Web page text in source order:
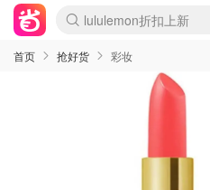
lululemon折扣上新
Sasa美妆护肤3.5折
SSENSE年中3折
FreshBeauty好价汇总
Cettire降价+叠9折
Farfetch折上8折
WWS Coles超市实拍
viagogo二手票捡漏
Myer清仓1折起
The Outnet奢牌1折起
David Jones 3折起
Flannels大牌1折
Perfumes Club护肤1折
AMIRO返校季6.2折
Oweek抽奖送Airpods
Amazon折扣汇总
eToro入金$200送$50
Amazon数码好物
ICONIC本周7.5折
ThedoubleF高奢地板价
Moose Knuckles 6折
丝芙兰5折起
EUFY官网3.7折起
Selenichast首饰2折
Trip机票酒店促销
YSL送5件彩妆礼
Amazon家居好物
BIGBANG巡演开票
David Jones时尚3折
Amazon美妆护肤
雅漾大喷$8
过敏原检测盒$33
伊索独家赠50ml沐浴露
科颜氏清仓3折
SEALIFE海洋馆门票6折
丝塔芙大白罐$16
订阅Newsletter送香薰
Cult Beauty 6.8折
Harrods圣诞日历2.3折
LN-CC奢牌私促3折
d'Alba空姐喷雾$16
EVE LOM套装逆天2折
Bernardelli独家4折
Adore Beauty 6折起
CT圣诞日历
Mytheresa奢品2.7折
Luxury Escapes 9折
Currentbody美容仪9折
卡诗9折+赠4件礼
MOON Garden Live
ALLSAINTS美衣3折
Roborock扫地机3.7折
Tingo Life水杯$24
Valentino官网5折
CR洗发护发6.3折
首页 抢好货 彩妆